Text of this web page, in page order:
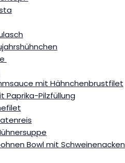
mit Hähnchenbrustfilet
Paprika-Pilzfüllung
Bowl mit Schweinenacken